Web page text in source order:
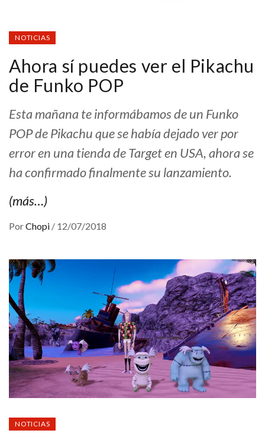
NOTICIAS
Ahora sí puedes ver el Pikachu
de Funko POP
Esta mañana te informábamos de un Funko
POP de Pikachu que se había dejado ver por
error en una tienda de Target en USA, ahora se
ha confirmado finalmente su lanzamiento.
(más…)
PorChopi / 12/07/2018
NOTICIAS